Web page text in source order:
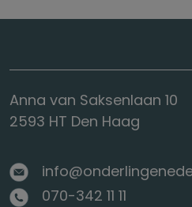
Anna van Saksenlaan 10
2593 HT Den Haag
070-342 11 11